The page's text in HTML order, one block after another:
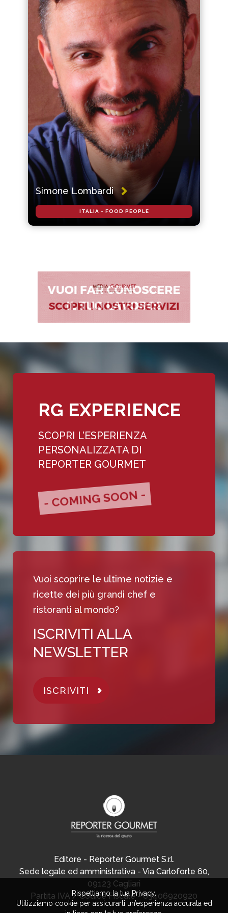
Simone Lombardi
ITALIA - FOOD PEOPLE
RG EXPERIENCE
SCOPRI L’ESPERIENZA
PERSONALIZZATA DI
REPORTER GOURMET
- COMING SOON -
Vuoi scoprire le ultime notizie e
ricette dei più grandi chef e
ristoranti al mondo?
ISCRIVITI ALLA
NEWSLETTER
ISCRIVITI
Editore - Reporter Gourmet S.r.l.
Sede legale ed amministrativa - Via Carloforte 60,
09123 Cagliari
Partita IVA / Codice Fiscale - 03406920920
Rispettiamo la tua Privacy.
Utilizziamo cookie per assicurarti un’esperienza accurata ed